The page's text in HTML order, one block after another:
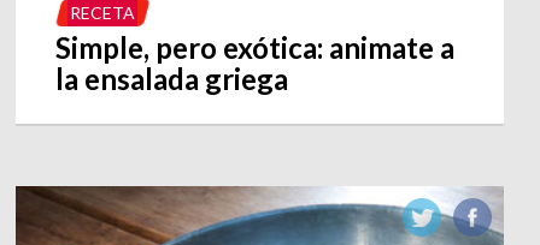
RECETA
Simple, pero exótica: animate a
la ensalada griega